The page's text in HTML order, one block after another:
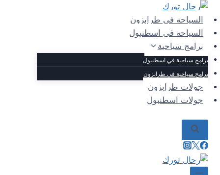
التجاوز
إلى
المحتوى
السياحة في طرابزون
السياحة في اسطنبول
برامج سياحية
برامج سياحية في اسطنبول
برامج سياحية في طرابزون
جولات طرابزون
جولات اسطنبول